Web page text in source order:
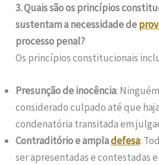
3. Quais são os princípios
sustentam a necessidade de
processo penal?
Os princípios constitucionais
Presunção de inocência:
considerado culpado até que
condenatória transitada em
Contraditório e ampladefesa:
ser apresentadas e contestadas